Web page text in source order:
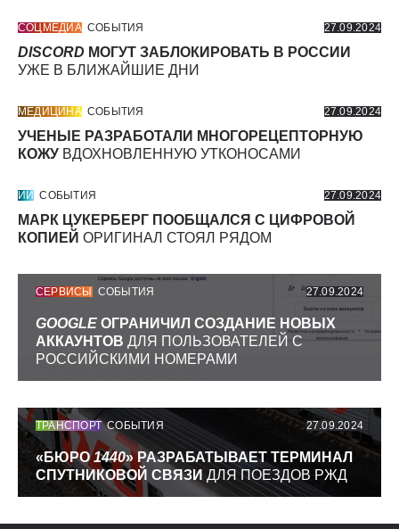
СОЦМЕДИА СОБЫТИЯ 27.09.2024
DISCORD МОГУТ ЗАБЛОКИРОВАТЬ В РОССИИ
УЖЕ В БЛИЖАЙШИЕ ДНИ
МЕДИЦИНА СОБЫТИЯ 27.09.2024
УЧЕНЫЕ РАЗРАБОТАЛИ МНОГОРЕЦЕПТОРНУЮ
КОЖУ ВДОХНОВЛЕННУЮ УТКОНОСАМИ
ИИ СОБЫТИЯ 27.09.2024
МАРК ЦУКЕРБЕРГ ПООБЩАЛСЯ С ЦИФРОВОЙ
КОПИЕЙ ОРИГИНАЛ СТОЯЛ РЯДОМ
СЕРВИСЫ СОБЫТИЯ 27.09.2024
GOOGLE ОГРАНИЧИЛ СОЗДАНИЕ НОВЫХ
АККАУНТОВ ДЛЯ ПОЛЬЗОВАТЕЛЕЙ С
РОССИЙСКИМИ НОМЕРАМИ
ТРАНСПОРТ СОБЫТИЯ 27.09.2024
«БЮРО1440» РАЗРАБАТЫВАЕТ ТЕРМИНАЛ
СПУТНИКОВОЙ СВЯЗИ ДЛЯ ПОЕЗДОВ РЖД